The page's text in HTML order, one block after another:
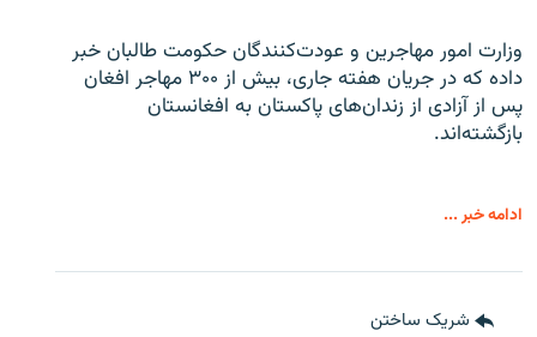
وزارت امور مهاجرین و عودت‌کنندگان حکومت طالبان خبر
داده که در جریان هفته جاری، بیش از ۳۰۰ مهاجر افغان
پس از آزادی از زندان‌های پاکستان به افغانستان
بازگشته‌اند.
ادامه خبر ...
شریک ساختن